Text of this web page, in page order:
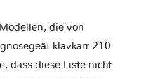
die von
klavkarr 210
dass diese Liste nicht